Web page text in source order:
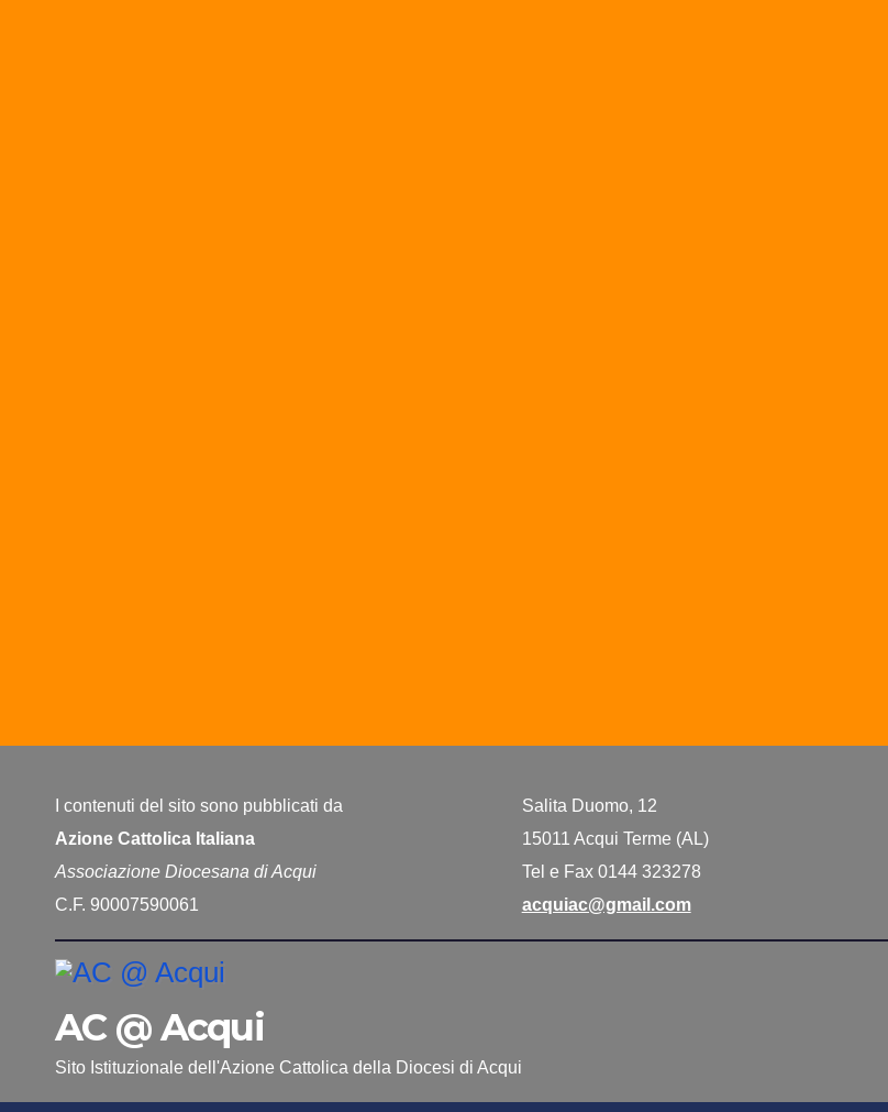
I contenuti del sito sono pubblicati da
Azione Cattolica Italiana
Associazione Diocesana di Acqui
C.F. 90007590061
Salita Duomo, 12
15011 Acqui Terme (AL)
Tel e Fax 0144 323278
acquiac@gmail.com
AC @ Acqui
Sito Istituzionale dell'Azione Cattolica della Diocesi di Acqui